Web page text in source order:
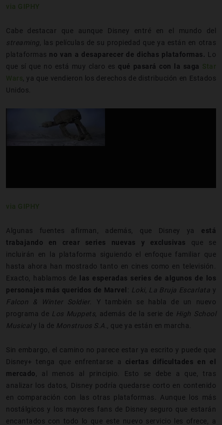
via GIPHY
Cabe destacar que aunque Disney entré en el mundo del
streaming , las películas de su propiedad que ya están en otras
plataformas no van a desaparecer de dichas plataformas. Lo
que sí que no está muy claro es qué pasará con la saga Star
Wars , ya que vendieron los derechos de distribución en Estados
Unidos.
via GIPHY
Algunas fuentes afirman, además, que Disney ya está
trabajando en crear series nuevas y exclusivas
que se
incluirán en la plataforma siguiendo el enfoque familiar que
hasta ahora han mostrado tanto en cines como en televisión.
Exacto, hablamos de
las esperadas series de algunos de los
personajes más queridos de Marvel : Loki, La Bruja Escarlata y
Falcon & Winter Soldier . Y también se habla de un nuevo
programa de Los Muppets , además de la serie de High School
Musicaly la de Monstruos S.A. , que ya están en marcha.
Sin embargo, el camino no parece estar ya escrito y puede que
Disney+ tenga que enfrentarse a ciertas dificultades en el
mercado , al menos al principio. Esto se debe a que, tras
analizar los datos, Disney podría quedarse corto en contenido
en comparación con las otras plataformas. Aunque los más
nostálgicos y los mayores fans de Disney seguro que estarán
encantados con todo lo que este nuevo servicio les ofrece, a